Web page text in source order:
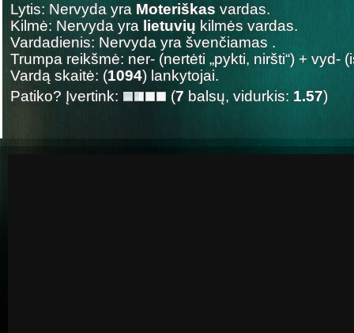
Lytis: Nervyda yra Moteriškas vardas.
Kilmė: Nervyda yra lietuvių kilmės vardas.
Vardadienis: Nervyda yra švenčiamas .
Trumpa reikšmė: ner- (nertėti „pykti, niršti“) + vyd-
Vardą skaitė: (1094) lankytojai.
Patiko? Įvertink:
(7 balsų, vidurkis: 1.57)